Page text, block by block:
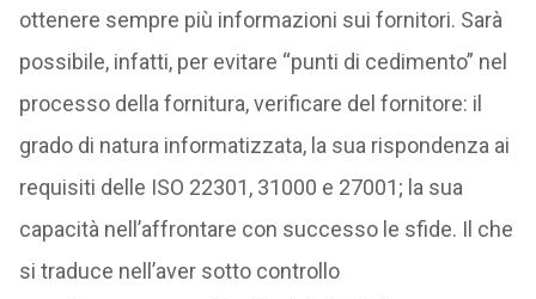
ottenere sempre più informazioni sui fornitori. Sarà
possibile, infatti, per evitare “punti di cedimento” nel
processo della fornitura, verificare del fornitore: il
grado di natura informatizzata, la sua rispondenza ai
requisiti delle ISO 22301, 31000 e 27001; la sua
capacità nell’affrontare con successo le sfide. Il che
si traduce nell’aver sotto controllo